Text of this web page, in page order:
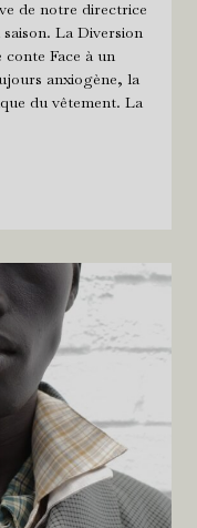
de notre directrice
La Diversion
Face à un
anxiogène, la
du vêtement. La